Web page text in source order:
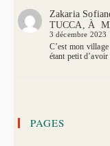
Zakaria
TUCCA, À
3 décembre 2023
C’est mon
étant petit
PAGES